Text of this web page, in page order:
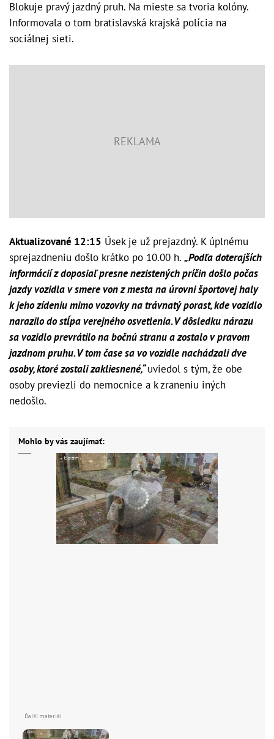
Blokuje pravý jazdný pruh. Na mieste sa tvoria kolóny.
Informovala o tom bratislavská krajská polícia na
sociálnej sieti.
Aktualizované 12:15 Úsek je už prejazdný. K úplnému
sprejazdneniu došlo krátko po 10.00 h. „Podľa doterajších
informácií z doposiaľ presne nezistených príčin došlo počas
jazdy vozidla v smere von z mesta na úrovni športovej haly
k jeho zídeniu mimo vozovky na trávnatý porast, kde vozidlo
narazilo do stĺpa verejného osvetlenia. V dôsledku nárazu
sa vozidlo prevrátilo na bočnú stranu a zostalo v pravom
jazdnom pruhu. V tom čase sa vo vozidle nachádzali dve
osoby, ktoré zostali zakliesnené,“uviedol s tým, že obe
osoby previezli do nemocnice a k zraneniu iných
nedošlo.
Mohlo by vás zaujímať: